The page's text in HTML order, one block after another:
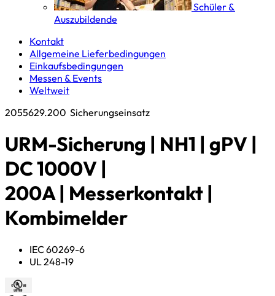
Schüler &
Auszubildende
Kontakt
Allgemeine Lieferbedingungen
Einkaufsbedingungen
Messen & Events
Weltweit
2055629.200 Sicherungseinsatz
URM-Sicherung | NH1 | gPV |
DC 1000V |
200A | Messerkontakt |
Kombimelder
IEC 60269-6
UL 248-19